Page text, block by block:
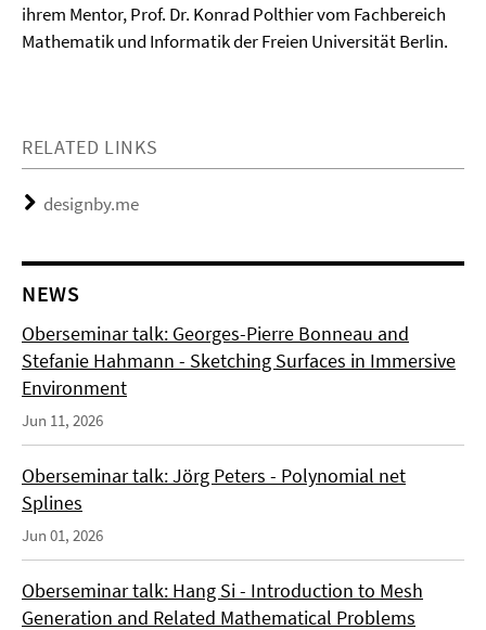
ihrem Mentor, Prof. Dr. Konrad Polthier vom Fachbereich
Mathematik und Informatik der Freien Universität Berlin.
RELATED LINKS
designby.me
NEWS
Oberseminar talk: Georges-Pierre Bonneau and
Stefanie Hahmann - Sketching Surfaces in Immersive
Environment
Jun 11, 2026
Oberseminar talk: Jörg Peters - Polynomial net
Splines
Jun 01, 2026
Oberseminar talk: Hang Si - Introduction to Mesh
Generation and Related Mathematical Problems